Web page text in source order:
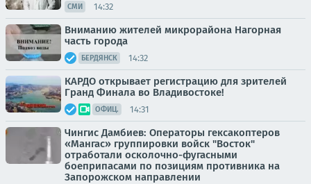
СМИ 14:32
Вниманию жителей микрорайона Нагорная
часть города
БЕРДЯНСК 14:32
КАРДО открывает регистрацию для зрителей
Гранд Финала во Владивостоке!
ОФИЦ. 14:31
Чингис Дамбиев: Операторы гексакоптеров
«Мангас» группировки войск "Восток"
отработали осколочно-фугасными
боеприпасами по позициям противника на
Запорожском направлении